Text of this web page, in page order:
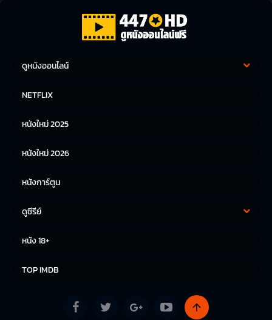
ดูหนังออนไลน์
หนังญี่ปุ่น
NETFLIX
หนังใหม่ 2025
หนังใหม่ 2026
หนังการ์ตูน
ดูซีรีย์
หนัง 18+
TOP IMDB